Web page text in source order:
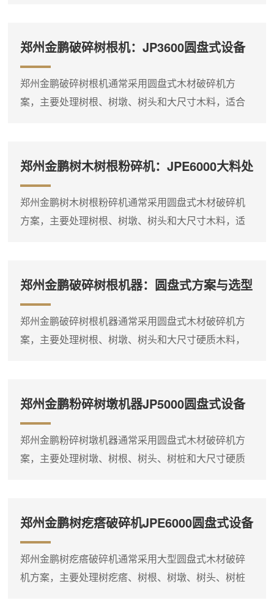
后续堆放、装车和燃烧利用。湿树根含水率高、木质
纤维韧性大，对设备的破碎能力和耐磨性要求较高。
用，能够有效处理高湿物料。以JPE6000大型圆盘式
木材破碎机为例，该设备配...
郑州金鹏破碎树根机：JP3600圆盘式设备
配置说明
郑州金鹏破碎树根机通常采用圆盘式木材破碎机方
案，主要处理树根、树墩、树头和大尺寸木料，适合
烧利用。树根、树墩等物料尺寸大、形状不规则，对
设备的进料能力和破碎结构有较高要求。圆盘式木材
处理这类物料。以JP3600圆盘式木材破碎机为例，该
设备配置185～250...
郑州金鹏树木树根粉碎机：JPE6000大料处
理方案
郑州金鹏树木树根粉碎机通常采用圆盘式木材破碎机
方案，主要处理树根、树墩、树头和大尺寸木料，适
放、装车和燃烧利用。树根、树墩等物料单件尺寸
大、木质坚硬，对设备的进料能力和破碎结构要求较
作用，能够有效处理这类物料。以JPE6000大型圆盘
式木材破碎机为例，该设...
郑州金鹏破碎树根机器：圆盘式方案与选型
要点
郑州金鹏破碎树根机器通常采用圆盘式木材破碎机方
案，主要处理树根、树墩、树头和大尺寸硬质木料，
输送和燃烧利用。在实际应用中，树根、树墩等物料
具有尺寸大、形状不规则、密度高的特点，对设备的
通过大直径圆盘和刀具的切削作用，能够有效处理这
类物料。以JP7000大型...
郑州金鹏粉碎树墩机器JP5000圆盘式设备
应用说明
郑州金鹏粉碎树墩机器通常采用圆盘式木材破碎机方
案，主要处理树墩、树根、树头、树桩和大尺寸硬质
放、装车和燃烧利用。树墩类物料单件尺寸大、硬度
高，对设备的进料能力和破碎结构有较高要求。圆盘
物料。以JP5000圆盘式木材破碎机为例，该型号配置
420kW动力，**加...
郑州金鹏树疙瘩破碎机JPE6000圆盘式设备
选型参考
郑州金鹏树疙瘩破碎机通常采用大型圆盘式木材破碎
机方案，主要处理树疙瘩、树根、树墩、树头、树桩